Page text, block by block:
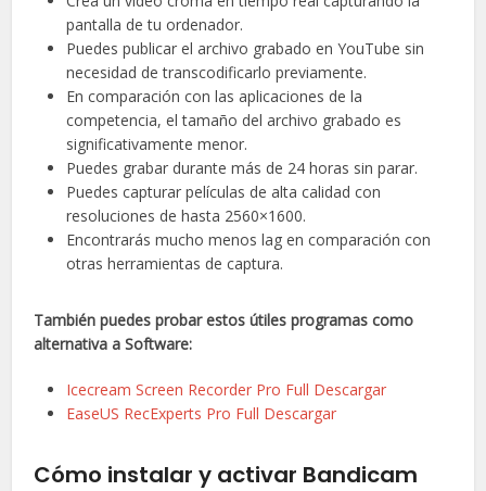
pantalla de tu ordenador.
Puedes publicar el archivo grabado en YouTube sin
necesidad de transcodificarlo previamente.
En comparación con las aplicaciones de la
competencia, el tamaño del archivo grabado es
significativamente menor.
Puedes grabar durante más de 24 horas sin parar.
Puedes capturar películas de alta calidad con
resoluciones de hasta 2560×1600.
Encontrarás mucho menos lag en comparación con
otras herramientas de captura.
También puedes probar estos útiles programas como
alternativa a Software:
Icecream Screen Recorder Pro Full Descargar
EaseUS RecExperts Pro Full Descargar
Cómo instalar y activar Bandicam